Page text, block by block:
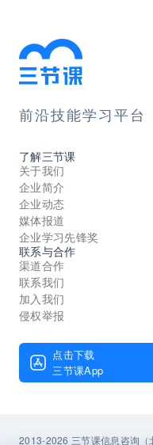
前沿技能学习平台
了解三节课
关于我们
企业简介
企业动态
媒体报道
企业学习先锋奖
联系与合作
渠道合作
联系我们
加入我们
侵权举报
点击下载
三节课App
2013-2026 三节课信息咨询（